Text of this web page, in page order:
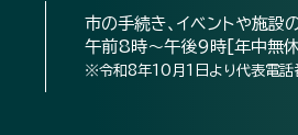
市の手続き、イベントや施設
午前8時～午後9時[年中無
※令和8年10月1日より代表電話